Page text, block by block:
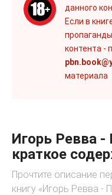
данного
Если в
контента -
материала
Игорь Ревва -
краткое
Прочтите описание
книгу «Игорь Ревва -